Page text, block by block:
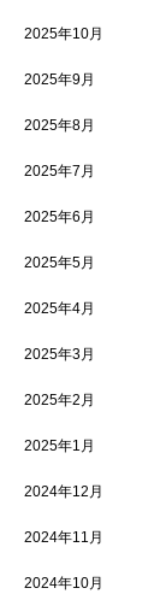
2025年10月
2025年9月
2025年8月
2025年7月
2025年6月
2025年5月
2025年4月
2025年3月
2025年2月
2025年1月
2024年12月
2024年11月
2024年10月